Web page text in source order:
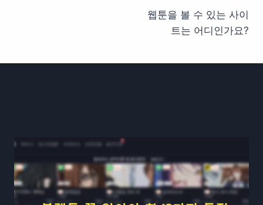
웹툰을 볼 수 있는 사이
트는 어디인가요?